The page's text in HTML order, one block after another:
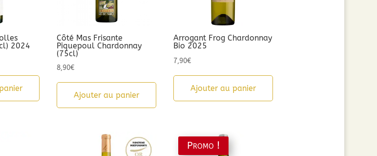
2024
Côté Mas Frisante
Piquepoul Chardonnay
(75cl)
8,90€
Ajouter au panier
Arrogant Frog Chardonnay
Bio 2025
7,90€
Ajouter au panier
Promo !